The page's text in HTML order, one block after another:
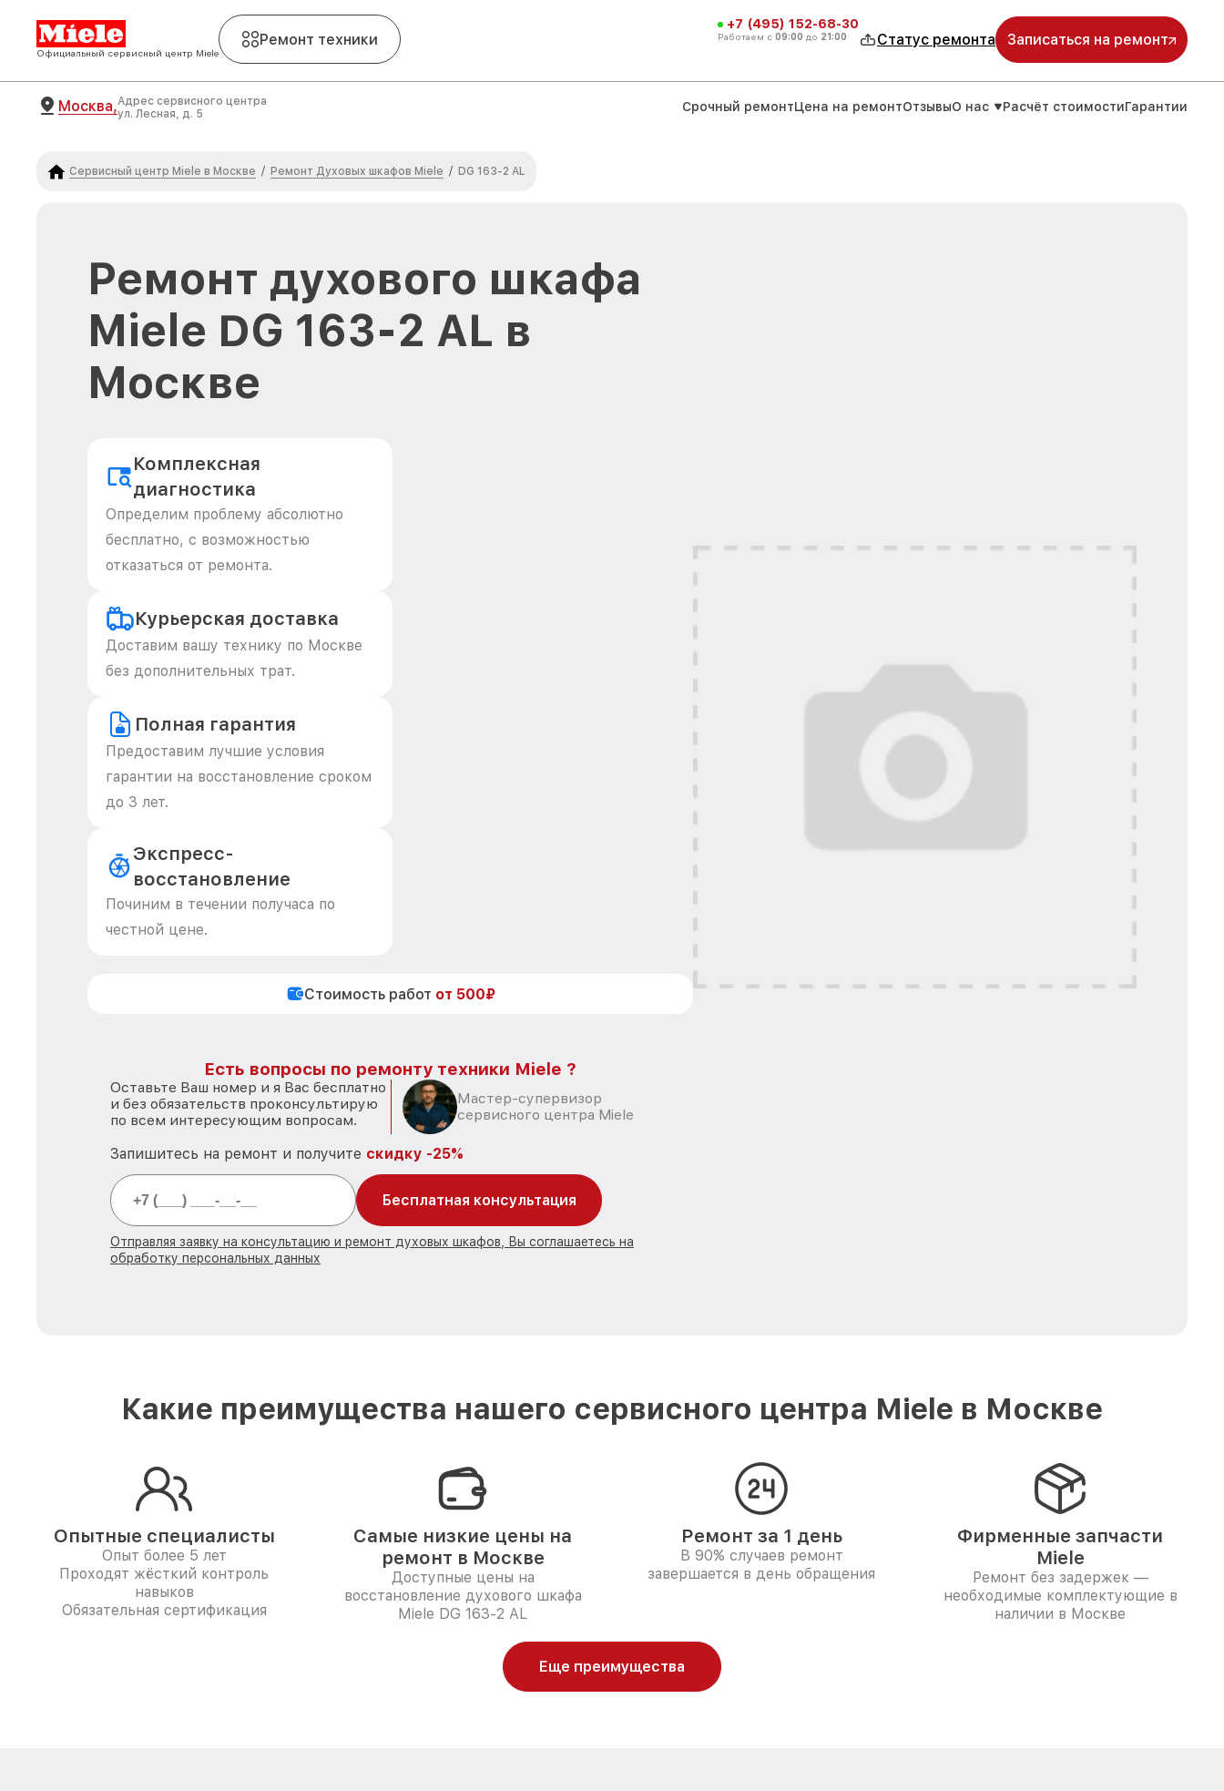
Официальный сервисный центр Miele
Ремонт техники
+7 (495) 152-68-30
Работаем с 09:00 до 21:00 Статус ремонта Записаться на ремонт
Москва,Адрес сервисного центра
ул. Лесная, д. 5
Срочный ремонтЦена на ремонтОтзывыО нас Расчёт стоимостиГарантии
Сервисный центр Miele в Москве / Ремонт Духовых шкафов Miele / DG 163-2 AL
Ремонт духового шкафа
Miele DG 163-2 AL в
Москве
Комплексная
диагностика
Определим проблему абсолютно
бесплатно, с возможностью
отказаться от ремонта.
Курьерская доставка
Доставим вашу технику по Москве
без дополнительных трат.
Полная гарантия
Предоставим лучшие условия
гарантии на восстановление сроком
до 3 лет.
Экспресс-
восстановление
Починим в течении получаса по
честной цене.
Стоимость работ от 500₽
Есть вопросы по ремонту техники Miele ?
Оставьте Ваш номер и я Вас бесплатно
и без обязательств проконсультирую
по всем интересующим вопросам.
Мастер-супервизор
сервисного центра Miele
Запишитесь на ремонт и получите скидку -25%
Бесплатная консультация
Отправляя заявку на консультацию и ремонт духовых шкафов, Вы соглашаетесь на
обработку персональных данных
Какие преимущества нашего сервисного центра Miele в Москве
Опытные специалисты
Опыт более 5 лет
Проходят жёсткий контроль
навыков
Обязательная сертификация
Самые низкие цены на
ремонт в Москве
Доступные цены на
восстановление духового шкафа
Miele DG 163-2 AL
Ремонт за 1 день
В 90% случаев ремонт
завершается в день обращения
Фирменные запчасти
Miele
Ремонт без задержек —
необходимые комплектующие в
наличии в Москве
Еще преимущества